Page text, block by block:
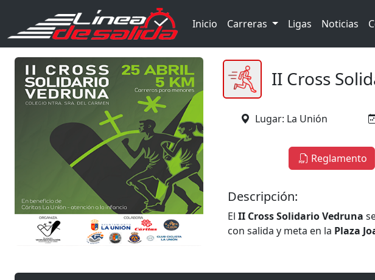
Inicio Carreras Ligas Noticias
II Cross
Lugar: La Unión
Reglamento
Descripción:
ElII Cross Solidario Vedruna
con salida y meta en la Plaza
La prueba está abierta a todas